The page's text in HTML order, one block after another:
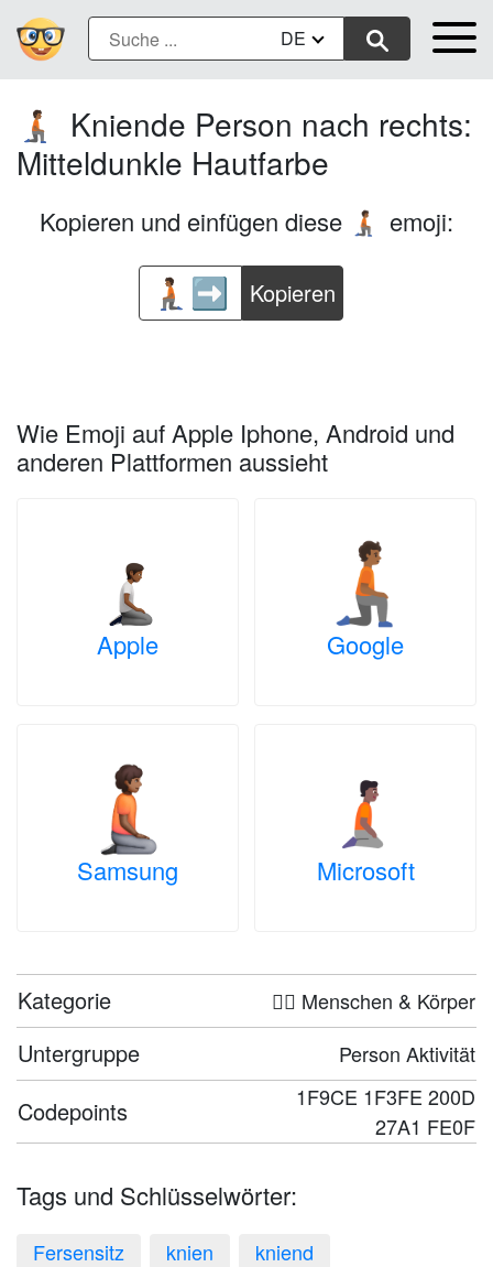
DE
🧎🏾‍➡️
Kniende Person nach rechts:
Mitteldunkle Hautfarbe
Kopieren und einfügen diese 🧎🏾‍➡️ emoji:
Kopieren
Wie Emoji auf Apple Iphone, Android und
anderen Plattformen aussieht
Apple Google
Samsung Microsoft
Kategorie 🤦‍♀️ Menschen & Körper
Untergruppe Person Aktivität
Codepoints
1F9CE 1F3FE 200D
27A1 FE0F
Tags und Schlüsselwörter:
Fersensitz knien
kniend